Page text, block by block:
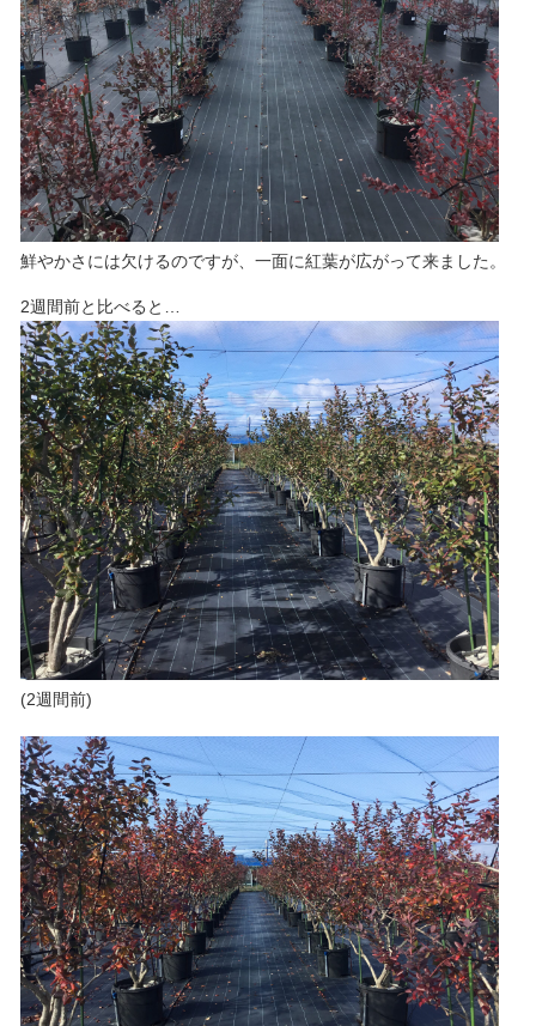
鮮やかさには欠けるのですが、一面に紅葉が広がって来ました。
2週間前と比べると…
(2週間前)